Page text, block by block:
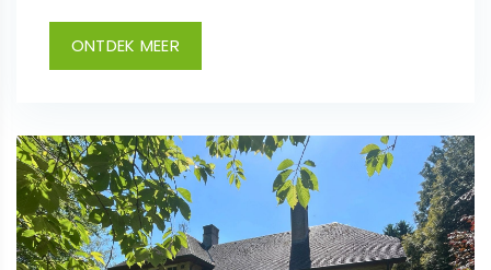
ONTDEK MEER